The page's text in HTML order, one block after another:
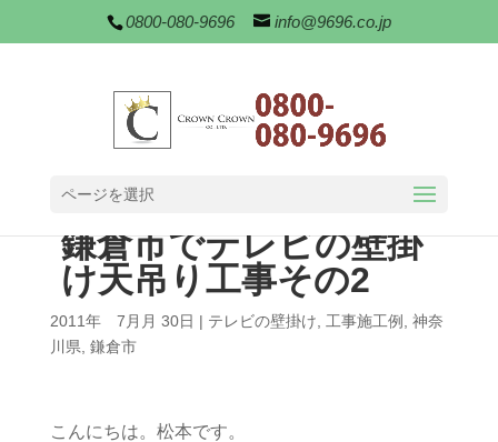
0800-080-9696 info@9696.co.jp
ページを選択
鎌倉市でテレビの壁掛
け天吊り工事その2
2011年 7月月 30日 | テレビの壁掛け 工事施工例
神奈
川県 鎌倉市
こんにちは。松本です。